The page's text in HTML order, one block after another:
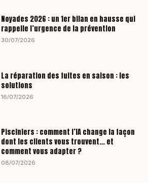
Noyades 2026 : un 1er bilan en hausse qui
rappelle l’urgence de la prévention
30/07/2026
La réparation des fuites en saison : les
solutions
16/07/2026
Pisciniers : comment l’IA change la façon
dont les clients vous trouvent… et
comment vous adapter ?
08/07/2026